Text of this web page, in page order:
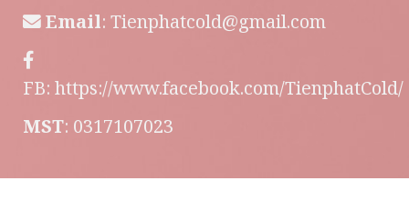
Email: Tienphatcold@gmail.com
FB: https://www.facebook.com/TienphatCold/
MST: 0317107023